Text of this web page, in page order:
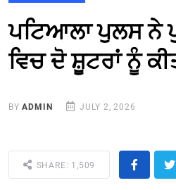
ਪਟਿਆਲਾ ਪੁਲਸ ਨੇ
ਵਿਚ ਦੋ ਸ਼ੂਟਰਾਂ ਨੂੰ
BYADMIN JULY 2, 2026
SHARE: 1,509